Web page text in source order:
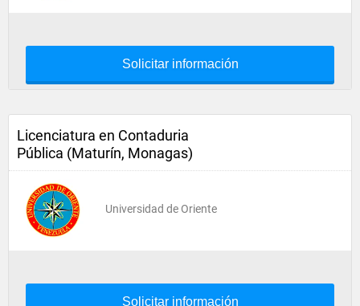
Solicitar información
Licenciatura en Contaduria
Pública (Maturín, Monagas)
Universidad de Oriente
Solicitar información